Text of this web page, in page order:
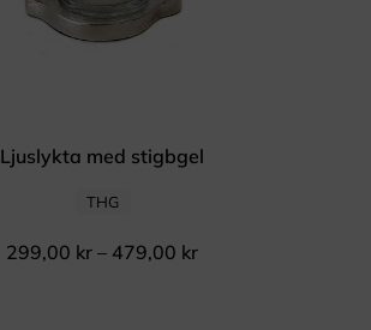
Ljuslykta med stigbgel
THG
299,00 kr – 479,00 kr